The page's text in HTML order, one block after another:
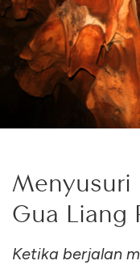
Menyusuri
Gua Liang
Ketika berjalan